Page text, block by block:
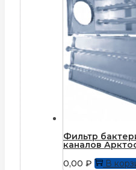
Фильтр
каналов
0,00 ₽ В